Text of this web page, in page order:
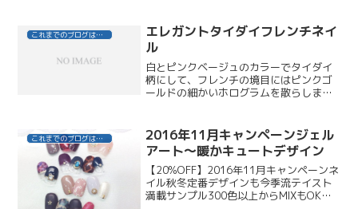
年位のキレイな美術館でし...
これまでのブログはこちら
エレガントタイダイフレンチネイ
ル
白とピンクベージュのカラーでタイダイ
柄にして、フレンチの境目にはピンクゴ
ールドの細かいホログラムを散らしまし
にメタリックパーツで華やかさアップで
す。春らしいエレガントな...
これまでのブログはこちら
2016年11月キャンペーンジェル
アート～暖かキュートデザイン
【20%OFF】2016年11月キャンペーンネ
イル秋冬定番デザインも今季流テイスト
満載サンプル300色以上からMIXもOK！